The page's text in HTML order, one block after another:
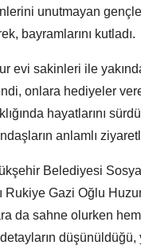
unutmayan
bayramlarını kutladı.
evi sakinleri ile
onlara hediyeler
hayatlarını
anlamlı
Belediyesi
Rukiye Gazi Oğlu
da sahne olurken
düşünüldüğü,